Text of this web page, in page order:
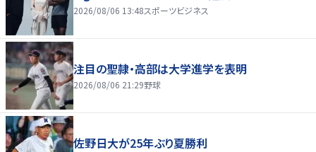
2026/08/06 13:48スポーツビジネス
注目の聖隷・高部は大学進学を表明
2026/08/06 21:29野球
佐野日大が25年ぶり夏勝利